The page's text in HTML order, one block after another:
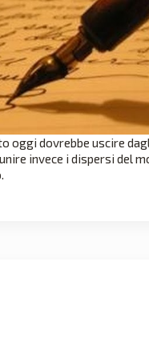
oggi dovrebbe uscire
invece i dispersi del